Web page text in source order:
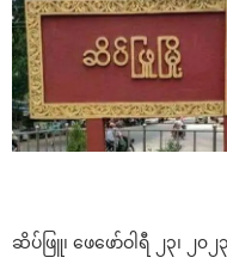
ဆိပ်ဖြူ၊ ဖေဖော်ဝါရီ ၂၃၊ ၂၀၂